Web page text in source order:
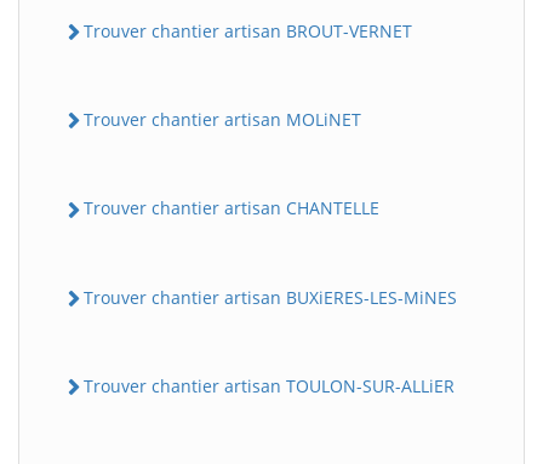
Trouver chantier artisan BROUT-VERNET
Trouver chantier artisan MOLiNET
Trouver chantier artisan CHANTELLE
Trouver chantier artisan BUXiERES-LES-MiNES
Trouver chantier artisan TOULON-SUR-ALLiER